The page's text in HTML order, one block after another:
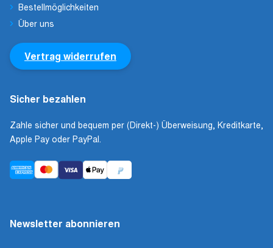
Bestellmöglichkeiten
Über uns
Vertrag widerrufen
Sicher bezahlen
Zahle sicher und bequem per (Direkt-) Überweisung, Kreditkarte,
Apple Pay oder PayPal.
Newsletter abonnieren